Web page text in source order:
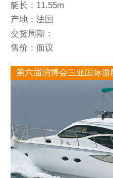
艇长：11.55m
产地：法国
交货周期：
售价：面议
第六届消博会三亚国际